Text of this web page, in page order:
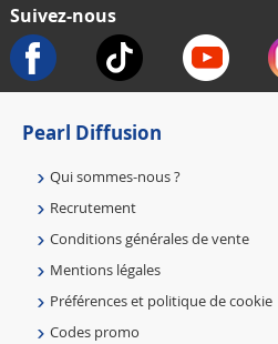
Suivez-nous
Pearl Diffusion
Qui sommes-nous ?
Recrutement
Conditions générales de vente
Mentions légales
Préférences et politique de cookie
Codes promo